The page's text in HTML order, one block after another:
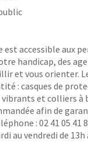
est accessible aux
handicap, des
et vous orienter.
: casques de
et colliers à
afin de
: 02 41 05 41
au vendredi de